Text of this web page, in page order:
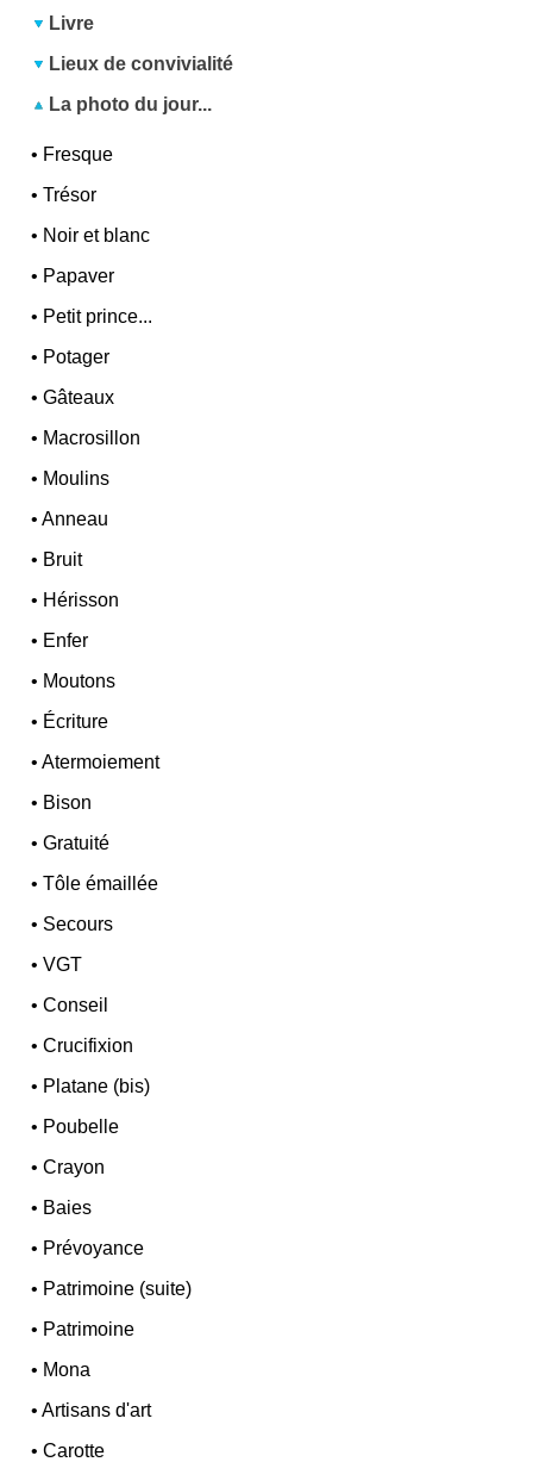
Livre
Lieux de convivialité
La photo du jour...
• Fresque
•Trésor
• Noir et blanc
• Papaver
• Petit prince...
• Potager
•Gâteaux
• Macrosillon
• Moulins
•Anneau
• Bruit
• Hérisson
• Enfer
• Moutons
• Écriture
•Atermoiement
• Bison
•Gratuité
•Tôle émaillée
• Secours
•VGT
•Conseil
•Crucifixion
• Platane (bis)
• Poubelle
•Crayon
• Baies
• Prévoyance
• Patrimoine (suite)
• Patrimoine
• Mona
•Artisans d'art
•Carotte